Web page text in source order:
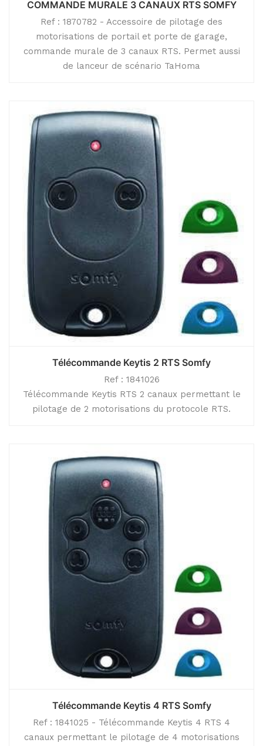
COMMANDE MURALE 3 CANAUX RTS SOMFY
Ref : 1870782 - Accessoire de pilotage des
motorisations de portail et porte de garage,
commande murale de 3 canaux RTS. Permet aussi
de lanceur de scénario TaHoma
Télécommande Keytis 2 RTS Somfy
Ref : 1841026
Télécommande Keytis RTS 2 canaux permettant le
pilotage de 2 motorisations du protocole RTS.
Télécommande Keytis 4 RTS Somfy
Ref : 1841025 - Télécommande Keytis 4 RTS 4
canaux permettant le pilotage de 4 motorisations